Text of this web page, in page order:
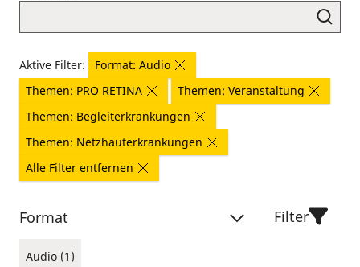
Aktive Filter:
Format: Audio
Themen: PRO RETINA
Themen: Veranstaltung
Themen: Begleiterkrankungen
Themen: Netzhauterkrankungen
Alle Filter entfernen
Format
Audio (1)
Filter